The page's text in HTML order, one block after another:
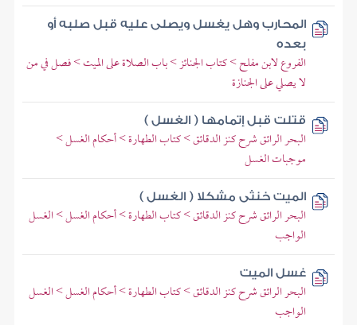
المحارب وهل يغسل ويصلى عليه قبل صلبه أو
بعده
الفروع لابن مفلح > كتاب الجنائز > باب الصلاة على الميت > فصل في من
لا يصلي على الجنازة
قتلت قبل إتمامها ( الغسل )
البحر الرائق شرح كنز الدقائق > كتاب الطهارة > أحكام الغسل >
موجبات الغسل
الميت خنثى مشكلا ( الغسل )
البحر الرائق شرح كنز الدقائق > كتاب الطهارة > أحكام الغسل > الغسل
الواجب
غسل الميت
البحر الرائق شرح كنز الدقائق > كتاب الطهارة > أحكام الغسل > الغسل
الواجب